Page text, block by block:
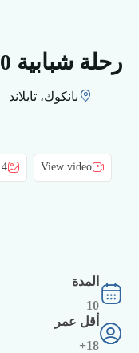
رحلة شبابية 10 أيام و 9 ليالاً
بانكوك، تايلاند
View video
4 photos
المدة
10
أقل عمر
18+